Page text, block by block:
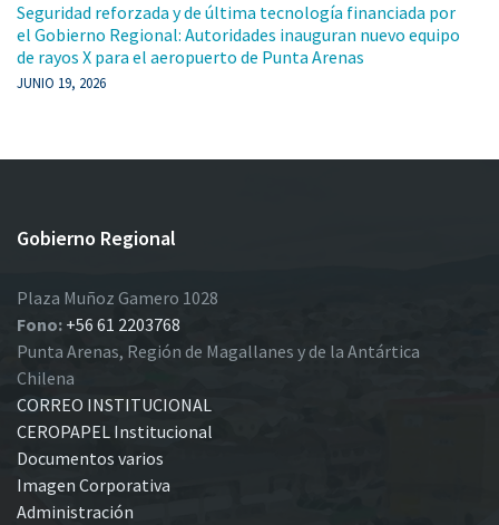
Seguridad reforzada y de última tecnología financiada por
el Gobierno Regional: Autoridades inauguran nuevo equipo
de rayos X para el aeropuerto de Punta Arenas
JUNIO 19, 2026
Gobierno Regional
Plaza Muñoz Gamero 1028
Fono: +56 61 2203768
Punta Arenas, Región de Magallanes y de la Antártica
Chilena
CORREO INSTITUCIONAL
CEROPAPEL Institucional
Documentos varios
Imagen Corporativa
Administración